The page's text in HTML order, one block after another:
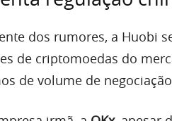
dos rumores, a Huobi
de criptomoedas do
de volume de